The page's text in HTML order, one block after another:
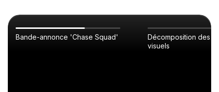
Bande-annonce 'Chase Squad'
Décomposition des
visuels